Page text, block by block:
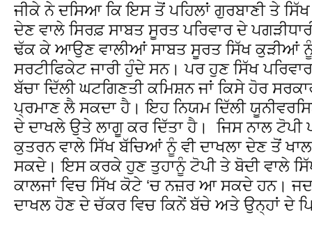
ਜੀਕੇ ਨੇ ਦਸਿਆ ਕਿ ਇਸ ਤੋਂ ਪਹਿਲਾਂ ਗੁਰਬਾਣੀ ਤੇ ਸਿੱਖ
ਦੇਣ ਵਾਲੇ ਸਿਰਫ਼ ਸਾਬਤ ਸੂਰਤ ਪਰਿਵਾਰ ਦੇ
ਢੱਕ ਕੇ ਆਉਣ ਵਾਲੀਆਂ ਸਾਬਤ ਸੂਰਤ ਸਿੱਖ ਕੁੜੀਆਂ
ਸਰਟੀਫਿਕੇਟ ਜਾਰੀ ਹੁੰਦੇ ਸਨ। ਪਰ ਹੁਣ ਸਿੱਖ
ਬੱਚਾ ਦਿੱਲੀ ਘਟਗਿਣਤੀ ਕਮਿਸ਼ਨ ਜਾਂ ਕਿਸੇ ਹੋਰ
ਪ੍ਰਮਾਣ ਲੈ ਸਕਦਾ ਹੈ। ਇਹ ਨਿਯਮ ਦਿੱਲੀ
ਦੇ ਦਾਖਲੇ ਉਤੇ ਲਾਗੂ ਕਰ ਦਿੱਤਾ ਹੈ। ਜਿਸ ਨਾਲ ਟੋਪੀ
ਕੁਤਰਨ ਵਾਲੇ ਸਿੱਖ ਬੱਚਿਆਂ ਨੂੰ ਵੀ ਦਾਖਲਾ ਦੇਣ ਤੋਂ
ਸਕਦੇ। ਇਸ ਕਰਕੇ ਹੁਣ ਤੁਹਾਨੂੰ ਟੋਪੀ ਤੇ ਬੋਦੀ ਵਾਲੇ
ਕਾਲਜਾਂ ਵਿਚ ਸਿੱਖ ਕੋਟੇ ‘ਚ ਨਜ਼ਰ ਆ ਸਕਦੇ ਹਨ।
ਦਾਖਲ ਹੋਣ ਦੇ ਚੱਕਰ ਵਿਚ ਕਿਨੇਂ ਬੱਚੇ ਅਤੇ ਉਨ੍ਹਾਂ ਦੇ